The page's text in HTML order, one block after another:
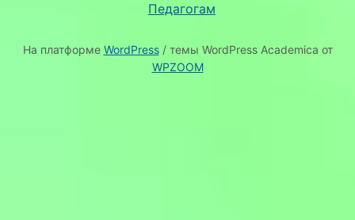
Педагогам
На платформе WordPress/ темы WordPress Academica от
WPZOOM